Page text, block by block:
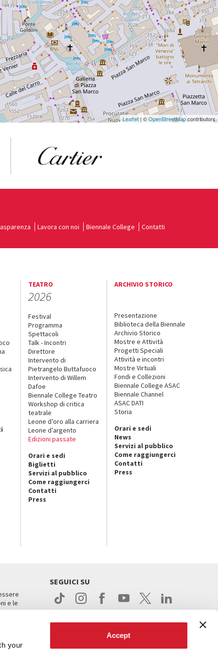
your
Accept
Leaflet | ©OpenStreetMapcontributors
Lavora con noi Biennale College Contatti
TEATRO
2026
Festival
Programma
Spettacoli
Talk - Incontri
Direttore
Intervento di
Pietrangelo Buttafuoco
Intervento di Willem
Dafoe
Biennale College Teatro
Workshop di critica
teatrale
Leone d’oro alla carriera
Leone d’argento
Edizioni passate
Orari e sedi
Biglietti
Servizi al pubblico
Come raggiungerci
Contatti
Press
ARCHIVIO STORICO
Presentazione
Biblioteca della Biennale
Archivio Storico
Mostre e Attività
Progetti Speciali
Attività e incontri
Mostre Virtuali
Fondi e Collezioni
Biennale College ASAC
Biennale Channel
ASAC DATI
Storia
Orari e sedi
News
Servizi al pubblico
Come raggiungerci
Contatti
Press
e le
SEGUICI SU